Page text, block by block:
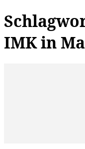
IMK in